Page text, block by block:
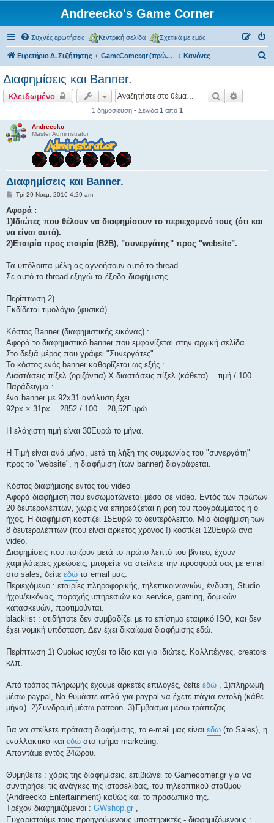
Andreecko's Game Corner
Συχνές ερωτήσεις Κεντρική σελίδα Σχετικά με εμάς
Ευρετήριο Δ. Συζήτησης GameCorner.gr (πρώην Greek Pokemon) Κανόνες
η
Διαφημίσεις και Banner.
Κλειδωμένο Αναζήτηση
1 δημοσίευση • Σελίδα 1 από 1
Andreecko
Master Administrator
Διαφημίσεις και Banner.
Δ
μ
ο
σ
ί
υ
Τρί 29 Νοέμ, 2016 4:29 am
Αφορά :
1)Ιδιώτες που θέλουν να διαφημίσουν το περιεχομενό τους (ότι και
να είναι αυτό).
2)Εταιρία προς εταιρία (B2B), "συνεργάτης" προς "website".
Τα υπόλοιπα μέλη ας αγνοήσουν αυτό το thread.
Σε αυτό το thread εξηγώ τα έξοδα διαφήμισης.
Περίπτωση 2)
Εκδίδεται τιμολόγιο (φυσικά).
Κόστος Banner (διαφημιστικής εικόνας) :
Αφορά το διαφημιστικό banner που εμφανίζεται στην αρχική σελίδα.
Στο δεξιά μέρος που γράφει "Συνεργάτες".
Το κόστος ενός banner καθορίζεται ως εξής :
Διαστάσεις πίξελ (οριζόντια) Χ διαστάσεις πίξελ (κάθετα) = τιμή / 100
Παράδειγμα :
ένα banner με 92x31 ανάλυση έχει
92px × 31px = 2852 / 100 = 28,52Ευρώ
Η ελάχιστη τιμή είναι 30Ευρώ το μήνα.
Η Τιμή είναι ανά μήνα, μετά τη λήξη της συμφωνίας του "συνεργάτη"
προς το "website", η διαφήμιση (των banner) διαγράφεται.
Κόστος διαφήμισης εντός του video
Αφορά διαφήμιση που ενσωματώνεται μέσα σε video. Εντός των πρώτων
20 δευτερολέπτων, χωρίς να επηρεάζεται η ροή του προγράμματος η ο
ήχος. Η διαφήμιση κοστίζει 15Ευρώ το δευτερόλεπτο. Μια διαφήμιση των
8 δευτερολέπτων (που είναι αρκετός χρόνος !) κοστίζει 120Ευρώ ανά
video.
Διαφημίσεις που παίζουν μετά το πρώτο λεπτό του βίντεο, έχουν
χαμηλότερες χρεώσεις, μπορείτε να στείλετε την προσφορά σας με email
στο sales, δείτε εδώ τα email μας.
Περιεχόμενο : εταιρίες πληροφορικής, τηλεπικοινωνιών, ένδυση, Studio
ήχου/εικόνας, παροχής υπηρεσιών και service, gaming, δομικών
κατασκευών, προτιμούνται.
blacklist : οτιδήποτε δεν συμβαδίζει με το επίσημο εταιρικό ISO, και δεν
έχει νομική υπόσταση. Δεν έχει δικαίωμα διαφήμισης εδώ.
Περίπτωση 1) Ομοίως ισχύει το ίδιο και για ιδιώτες. Καλλιτέχνες, creators
κλπ.
Από τρόπος πληρωμής έχουμε αρκετές επιλογές, δείτε εδώ , 1)πληρωμή
μέσω paypal, Να θυμάστε απλά για paypal να έχετε πάγια εντολή (κάθε
μήνα). 2)Συνδρομή μέσω patreon. 3)Έμβασμα μέσω τράπεζας.
Για να στείλετε πρόταση διαφήμισης, το e-mail μας είναι εδώ (το Sales), η
εναλλακτικά και εδώ στο τμήμα marketing.
Απαντάμε εντός 24ώρου.
Θυμηθείτε : χάρις της διαφημίσεις, επιβιώνει το Gamecorner.gr για να
συντηρήσει τις ανάγκες της ιστοσελίδας, του τηλεοπτικού σταθμού
(Andreecko Entertainment) καθώς και το προσωπικό της.
Τρέχον διαφημιζόμενοι : GWshop.gr ,
Ευχαριστούμε τους προηγούμενους υποστηρικτές - διαφημιζόμενους :